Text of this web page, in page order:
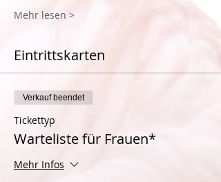
Mehr lesen >
Eintrittskarten
Verkauf beendet
Tickettyp
Warteliste für Frauen*
Mehr Infos